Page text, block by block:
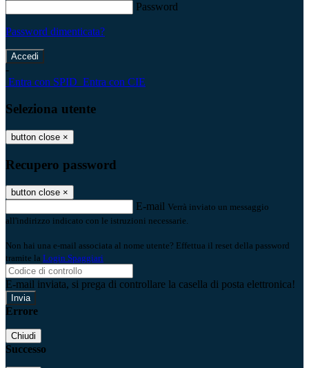
Password
Password dimenticata?
-
Entra con SPID Entra con CIE
Seleziona utente
button close ×
Recupero password
button close ×
E-mail Verrà inviato un messaggio
all'indirizzo indicato con le istruzioni necessarie.
Non hai una e-mail associata al nome utente? Effettua il reset della password
tramite la Login Spaggiari
E-mail inviata, si prega di controllare la casella di posta elettronica!
Errore
Chiudi
Successo